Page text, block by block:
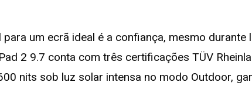
um ecrã ideal é a confiança, mesmo
2 9.7 conta com três certificações TÜV
nits sob luz solar intensa no modo Outdoor,